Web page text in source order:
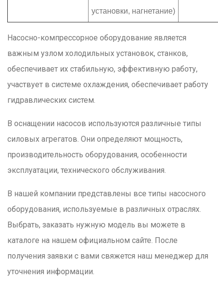
установки, нагнетание)
Насосно-компрессорное оборудование является
важным узлом холодильных установок, станков,
обеспечивает их стабильную, эффективную работу,
участвует в системе охлаждения, обеспечивает работу
гидравлических систем.
В оснащении насосов используются различные типы
силовых агрегатов. Они определяют мощность,
производительность оборудования, особенности
эксплуатации, технического обслуживания.
В нашей компании представлены все типы насосного
оборудования, используемые в различных отраслях.
Выбрать, заказать нужную модель вы можете в
каталоге на нашем официальном сайте. После
получения заявки с вами свяжется наш менеджер для
уточнения информации.